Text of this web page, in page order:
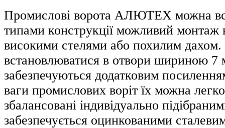
Промислові ворота АЛЮТЕХ можна
типами конструкції можливий
високими стелями або похилим
встановлюватися в отвори шириною 7
забезпечуються додатковим
ваги промислових воріт їх можна
збалансовані індивідуально
забезпечується оцинкованими